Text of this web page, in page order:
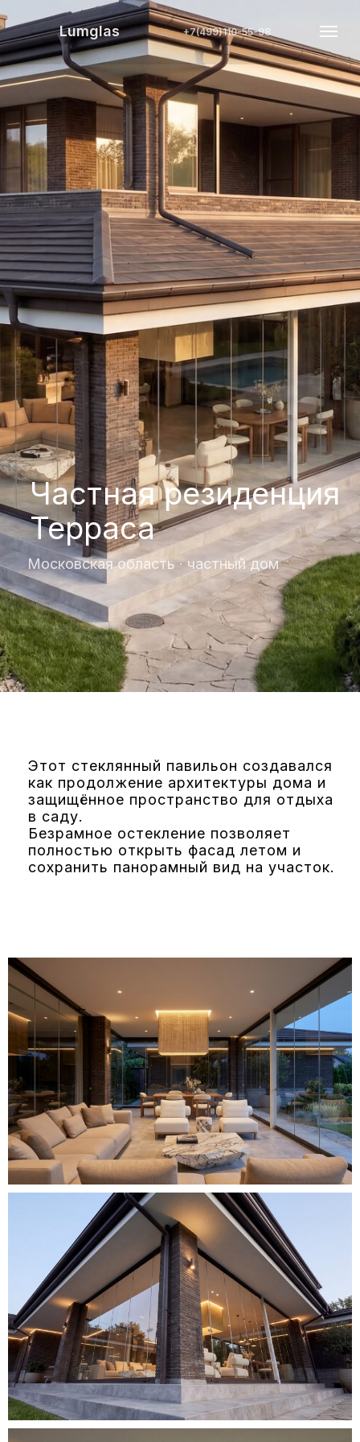
Lumglas +7(499)110-55-98
Частная резиденция
Терраса
Московская область · частный дом
Этот стеклянный павильон создавался
как продолжение архитектуры дома и
защищённое пространство для отдыха
в саду.
Безрамное остекление позволяет
полностью открыть фасад летом и
сохранить панорамный вид на участок.